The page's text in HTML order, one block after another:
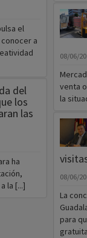
el
a
del
los
las
ha
la [...]
08/06/
venta
la
08/06/
La
para